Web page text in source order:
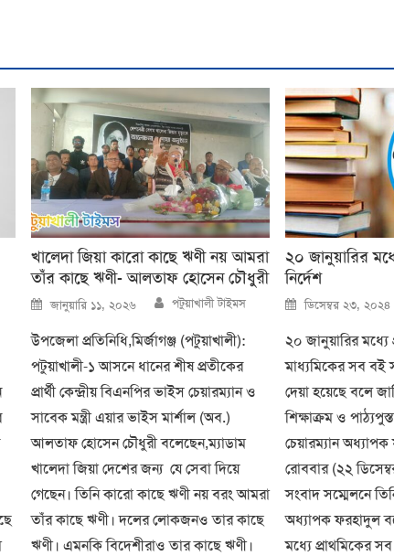
খালেদা জিয়া কারো কাছে ঋণী নয় আমরা
তাঁর কাছে ঋণী- আলতাফ হোসেন চৌধুরী
Posted
on
জানুয়ারি ১১, ২০২৬ Author
পটুয়াখালী টাইমস
উপজেলা প্রতিনিধি,মির্জাগঞ্জ (পটুয়াখালী):
পটুয়াখালী-১ আসনে ধানের শীষ প্রতীকের
প্রার্থী কেন্দ্রীয় বিএনপির ভাইস চেয়ারম্যান ও
সাবেক মন্ত্রী এয়ার ভাইস মার্শাল (অব.)
আলতাফ হোসেন চৌধুরী বলেছেন,ম্যাডাম
খালেদা জিয়া দেশের জন্য যে সেবা দিয়ে
গেছেন। তিনি কারো কাছে ঋণী নয় বরং আমরা
তাঁর কাছে ঋণী। দলের লোকজনও তার কাছে
ঋণী। এমনকি বিদেশীরাও তার কাছে ঋণী।
২০ জানুয়ারির
নির্দেশ
Posted
on
ডিসেম্বর ২৩, ২০২৪
২০ জানুয়ারির মধ্যে
মাধ্যমিকের সব বই
দেয়া হয়েছে বলে
শিক্ষাক্রম ও
চেয়ারম্যান
রোববার (২২
সংবাদ সম্মেলনে
অধ্যাপক ফরহাদুল
মধ্যে প্রাথমিকের